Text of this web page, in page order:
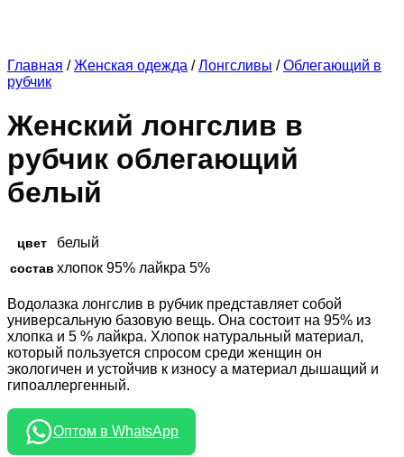
Главная / Женская одежда / Лонгсливы / Облегающий в
рубчик
Женский лонгслив в
рубчик облегающий
белый
цвет белый
состав хлопок 95% лайкра 5%
Водолазка лонгслив в рубчик представляет собой
универсальную базовую вещь. Она состоит на 95% из
хлопка и 5 % лайкра. Хлопок натуральный материал,
который пользуется спросом среди женщин он
экологичен и устойчив к износу а материал дышащий и
гипоаллергенный.
Оптом в WhatsApp